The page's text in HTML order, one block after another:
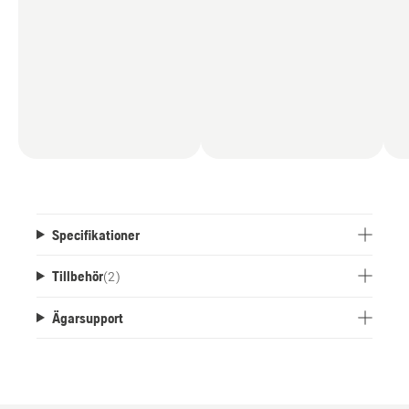
Specifikationer
Tillbehör(2)
Ägarsupport